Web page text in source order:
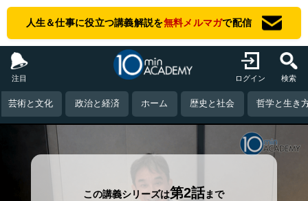
人生＆仕事に役立つ講義解説を無料メルマガで配信
注目 ログイン 検索
芸術と文化 政治と経済 ホーム 歴史と社会 哲学と生き
この講義シリーズは第2話まで